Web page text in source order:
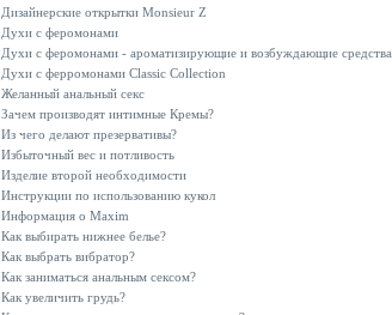
Дизайнерские открытки Monsieur Z
Духи с феромонами
Духи с феромонами - ароматизирующие и возбуждающие средства
Духи с ферромонами Classic Collection
Желанный анальный секс
Зачем производят интимные Кремы?
Из чего делают презервативы?
Избыточный вес и потливость
Изделие второй необходимости
Инструкции по использованию кукол
Информация о Maxim
Как выбирать нижнее белье?
Как выбрать вибратор?
Как заниматься анальным сексом?
Как увеличить грудь?